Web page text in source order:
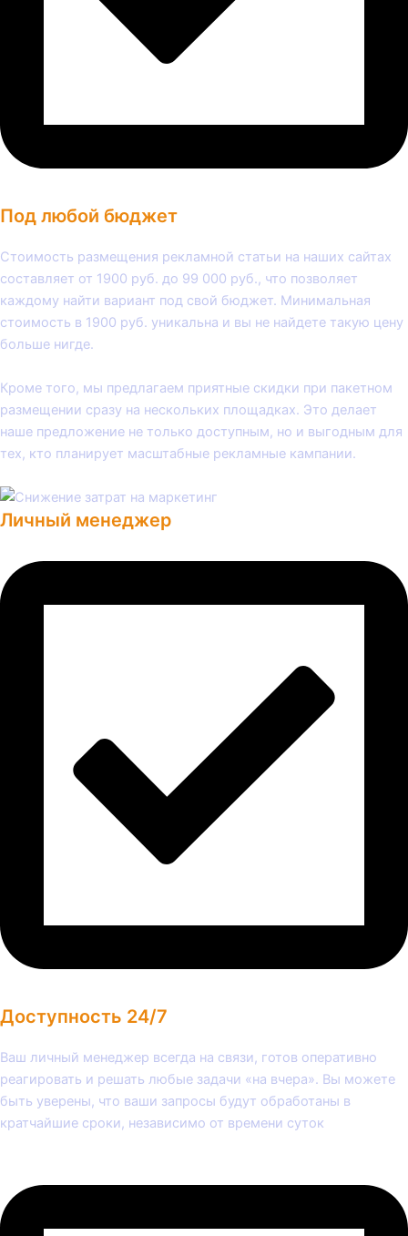
Под любой бюджет
Стоимость размещения рекламной статьи на наших сайтах
составляет от 1900 руб. до 99 000 руб., что позволяет
каждому найти вариант под свой бюджет. Минимальная
стоимость в 1900 руб. уникальна и вы не найдете такую цену
больше нигде.
Кроме того, мы предлагаем приятные скидки при пакетном
размещении сразу на нескольких площадках. Это делает
наше предложение не только доступным, но и выгодным для
тех, кто планирует масштабные рекламные кампании.
Личный менеджер
Доступность 24/7
Ваш личный менеджер всегда на связи, готов оперативно
реагировать и решать любые задачи «на вчера». Вы можете
быть уверены, что ваши запросы будут обработаны в
кратчайшие сроки, независимо от времени суток